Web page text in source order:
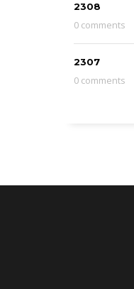
2308
0 comments
2307
0 comments